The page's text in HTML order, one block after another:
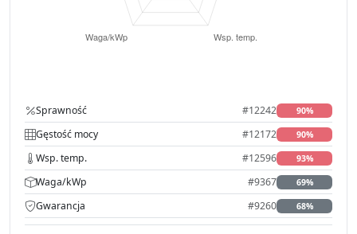
Sprawność #12242 90%
Gęstość mocy #12172 90%
Wsp. temp. #12596 93%
Waga/kWp #9367 69%
Gwarancja #9260 68%